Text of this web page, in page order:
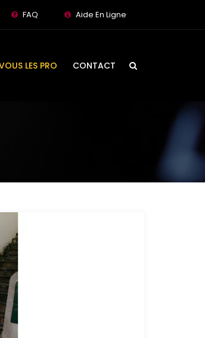
FAQ Aide En Ligne
LES PRO CONTACT